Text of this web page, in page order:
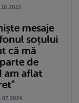
mesaje
soțului
că mă
de
am aflat